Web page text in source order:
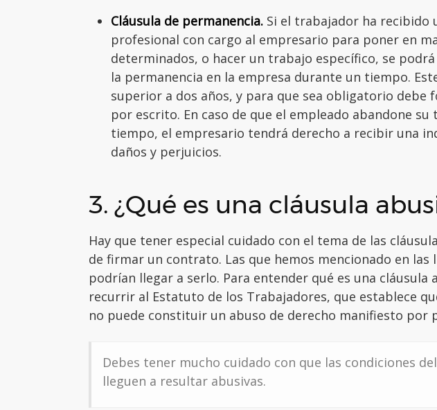
Cláusula de permanencia. Si el trabajador ha recibido
profesional con cargo al empresario para poner en
determinados, o hacer un trabajo específico, se
la permanencia en la empresa durante un tiempo.
superior a dos años, y para que sea obligatorio debe
por escrito. En caso de que el empleado abandone su
tiempo, el empresario tendrá derecho a recibir una
daños y perjuicios.
3. ¿Qué es una cláusula
Hay que tener especial cuidado con el tema de las
de firmar un contrato. Las que hemos mencionado en las
podrían llegar a serlo. Para entender qué es una cláusula
recurrir al Estatuto de los Trabajadores, que establece
no puede constituir un abuso de derecho manifiesto por
Debes tener mucho cuidado con que las condiciones
lleguen a resultar abusivas.